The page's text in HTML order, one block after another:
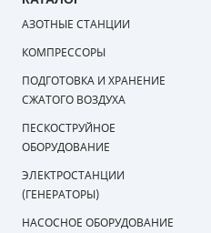
АЗОТНЫЕ СТАНЦИИ
КОМПРЕССОРЫ
ПОДГОТОВКА И ХРАНЕНИЕ
СЖАТОГО ВОЗДУХА
ПЕСКОСТРУЙНОЕ
ОБОРУДОВАНИЕ
ЭЛЕКТРОСТАНЦИИ
(ГЕНЕРАТОРЫ)
НАСОСНОЕ ОБОРУДОВАНИЕ